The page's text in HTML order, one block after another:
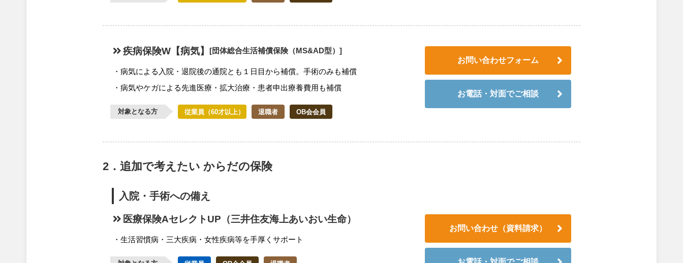
疾病保険W【病気】 [団体総合生活補償保険（MS&AD型）]
病気による入院・退院後の通院とも１日目から補償。手術のみも補償
病気やケガによる先進医療・拡大治療・患者申出療養費用も補償
対象となる方 従業員（60才以上） 退職者 OB会会員
お問い合わせフォーム
お電話・対面でご相談
2．追加で考えたい からだの保険
入院・手術への備え
医療保険AセレクトUP （三井住友海上あいおい生命）
生活習慣病・三大疾病・女性疾病等を手厚くサポート
お問い合わせ（資料請求）